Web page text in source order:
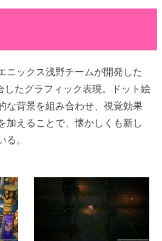
ニックス浅野チームが開発した
したグラフィック表現。ドット絵
な背景を組み合わせ、視覚効果
加えることで、懐かしくも新し
る。